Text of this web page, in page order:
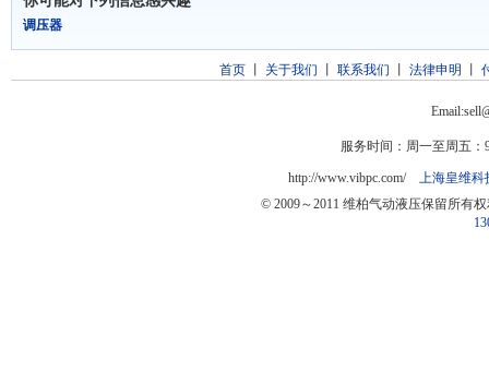
调压器
首页丨 关于我们 联系我们 法律申明
服务时间：周一至周五：
http://www.vibpc.com/ 上海皇维科
© 2009～2011 维柏气动液压保留所有